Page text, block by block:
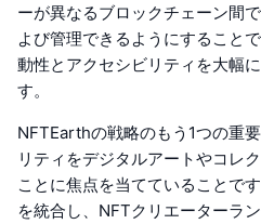
ーが異なるブロックチェーン間
よび管理できるようにすること
動性とアクセシビリティを大幅
す。
NFTEarthの戦略のもう1つの重
リティをデジタルアートやコレ
ことに焦点を当てていることで
を統合し、NFTクリエーターラ